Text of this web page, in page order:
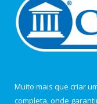
Muito mais que criar
completa, onde